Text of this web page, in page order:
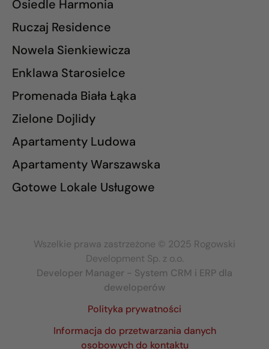
Osiedle Harmonia
Ruczaj Residence
Nowela Sienkiewicza
Enklawa Starosielce
Promenada Biała Łąka
Zielone Dojlidy
Apartamenty Ludowa
Apartamenty Warszawska
Gotowe Lokale Usługowe
Wszelkie prawa zastrzeżone © 2025 Rogowski
Development Sp. z o.o.
Developer Manager - System CRM i ERP dla
deweloperów
Polityka prywatności
Informacja do przetwarzania danych
osobowych do kontaktu